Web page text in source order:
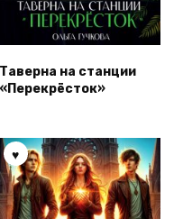
Таверна на станции
«Перекрёсток»